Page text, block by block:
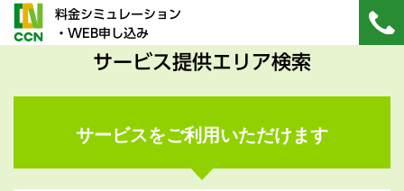
料金シミュレーション
・WEB申し込み
サービス提供エリア検索
サービスをご利用いただけます